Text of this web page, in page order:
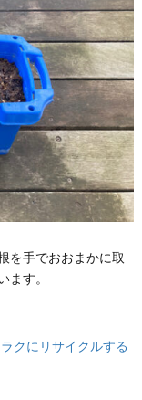
を手でおおまかに取
ます。
クにリサイクルする